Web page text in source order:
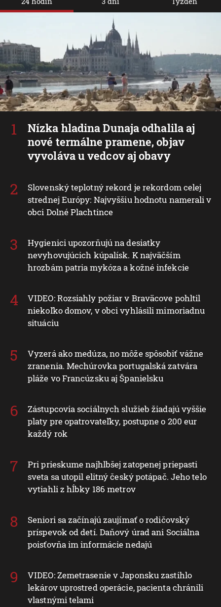
Nízka hladina Dunaja odhalila aj
nové termálne pramene, objav
vyvoláva u vedcov aj obavy
Slovenský teplotný rekord je rekordom celej
strednej Európy: Najvyššiu hodnotu namerali v
obci Dolné Plachtince
Hygienici upozorňujú na desiatky
nevyhovujúcich kúpalísk. K najväčším
hrozbám patria mykóza a kožné infekcie
VIDEO: Rozsiahly požiar v Braväcove pohltil
niekoľko domov, v obci vyhlásili mimoriadnu
situáciu
Vyzerá ako medúza, no môže spôsobiť vážne
zranenia. Mechúrovka portugalská zatvára
pláže vo Francúzsku aj Španielsku
Zástupcovia sociálnych služieb žiadajú vyššie
platy pre opatrovateľky, postupne o 200 eur
každý rok
Pri prieskume najhlbšej zatopenej priepasti
sveta sa utopil elitný český potápač. Jeho telo
vytiahli z hĺbky 186 metrov
Seniori sa začínajú zaujímať o rodičovský
príspevok od detí. Daňový úrad ani Sociálna
poisťovňa im informácie nedajú
VIDEO: Zemetrasenie v Japonsku zastihlo
lekárov uprostred operácie, pacienta chránili
vlastnými telami